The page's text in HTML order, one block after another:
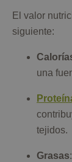
El valor
siguiente:
una
tejidos.
Grasas